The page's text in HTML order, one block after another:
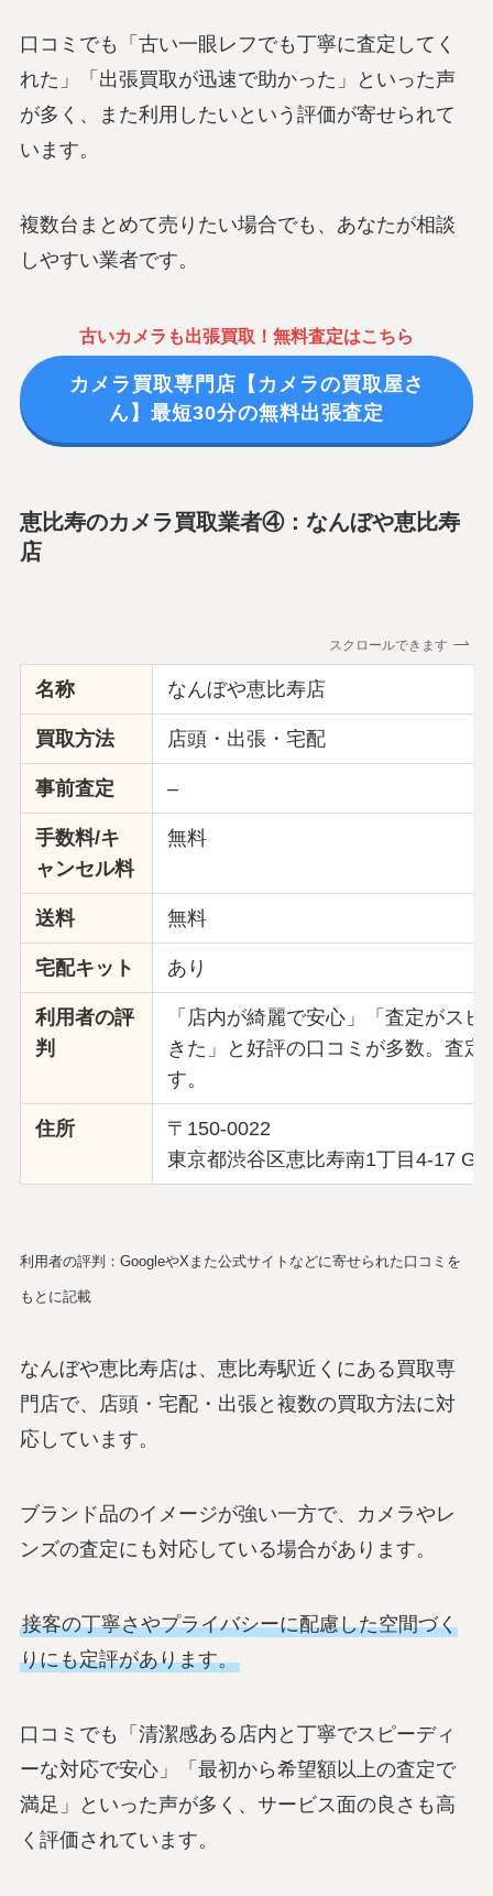
口コミでも「古い一眼レフでも丁寧に査定してく
れた」「出張買取が迅速で助かった」といった声
が多く、また利用したいという評価が寄せられて
います。
複数台まとめて売りたい場合でも、あなたが相談
しやすい業者です。
古いカメラも出張買取！無料査定はこちら
カメラ買取専門店【カメラの買取屋さ
ん】最短30分の無料出張査定
恵比寿のカメラ買取業者④：なんぼや恵比寿
店
スクロールできます
名称 なんぼや恵比寿店
買取方法 店頭・出張・宅配
事前査定 –
手数料/キ
ャンセル料
無料
送料 無料
宅配キット あり
利用者の評
判
「店内が綺麗で安心」「査定がス
きた」と好評の口コミが多数。査
す。
住所
〒150-0022
東京都渋谷区恵比寿南1丁目4-17
利用者の評判：GoogleやXまた公式サイトなどに寄せられた口コミを
もとに記載
なんぼや恵比寿店は、恵比寿駅近くにある買取専
門店で、店頭・宅配・出張と複数の買取方法に対
応しています。
ブランド品のイメージが強い一方で、カメラやレ
ンズの査定にも対応している場合があります。
接客の丁寧さやプライバシーに配慮した空間づく
りにも定評があります。
口コミでも「清潔感ある店内と丁寧でスピーディ
ーな対応で安心」「最初から希望額以上の査定で
満足」といった声が多く、サービス面の良さも高
く評価されています。